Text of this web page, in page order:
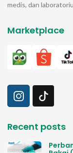
medis, dan
Marketplace
Recent posts